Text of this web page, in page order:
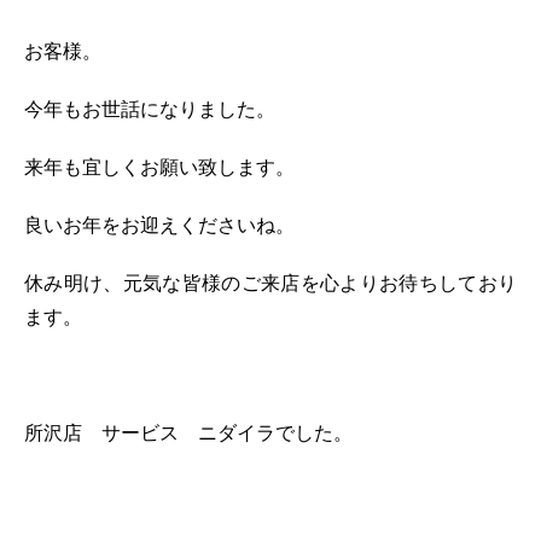
お客様。
今年もお世話になりました。
来年も宜しくお願い致します。
良いお年をお迎えくださいね。
休み明け、元気な皆様のご来店を心よりお待ちしており
ます。
所沢店 サービス ニダイラでした。